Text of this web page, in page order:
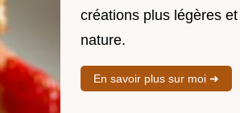
créations plus légères
nature.
En savoir plus sur moi ➜